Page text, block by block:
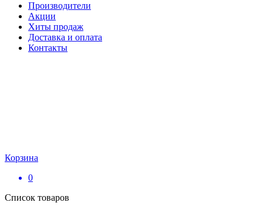
Производители
Акции
Хиты продаж
Доставка и оплата
Контакты
Корзина
0
Список товаров